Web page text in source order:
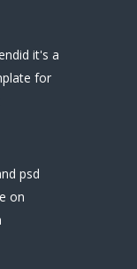
it's a
for
psd
on